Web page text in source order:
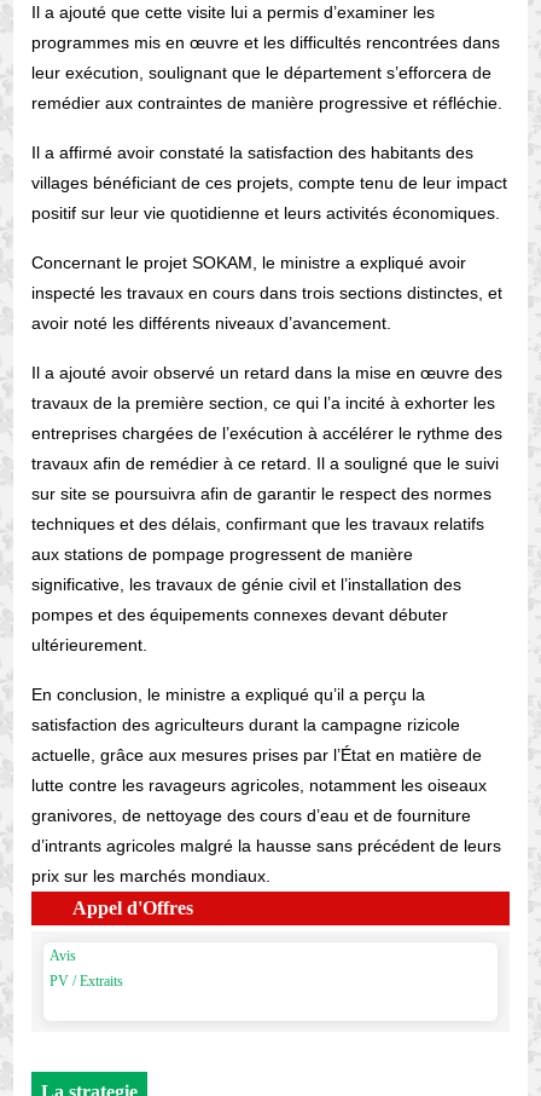
Il a ajouté que cette visite lui a permis d’examiner les
programmes mis en œuvre et les difficultés rencontrées dans
leur exécution, soulignant que le département s’efforcera de
remédier aux contraintes de manière progressive et réfléchie.
Il a affirmé avoir constaté la satisfaction des habitants des
villages bénéficiant de ces projets, compte tenu de leur impact
positif sur leur vie quotidienne et leurs activités économiques.
Concernant le projet SOKAM, le ministre a expliqué avoir
inspecté les travaux en cours dans trois sections distinctes, et
avoir noté les différents niveaux d’avancement.
Il a ajouté avoir observé un retard dans la mise en œuvre des
travaux de la première section, ce qui l’a incité à exhorter les
entreprises chargées de l’exécution à accélérer le rythme des
travaux afin de remédier à ce retard. Il a souligné que le suivi
sur site se poursuivra afin de garantir le respect des normes
techniques et des délais, confirmant que les travaux relatifs
aux stations de pompage progressent de manière
significative, les travaux de génie civil et l’installation des
pompes et des équipements connexes devant débuter
ultérieurement.
En conclusion, le ministre a expliqué qu’il a perçu la
satisfaction des agriculteurs durant la campagne rizicole
actuelle, grâce aux mesures prises par l’État en matière de
lutte contre les ravageurs agricoles, notamment les oiseaux
granivores, de nettoyage des cours d’eau et de fourniture
d’intrants agricoles malgré la hausse sans précédent de leurs
prix sur les marchés mondiaux.
Appel d'Offres
Avis
PV / Extraits